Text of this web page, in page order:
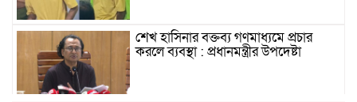
শেখ হাসিনার বক্তব্য গণমাধ্যমে প্রচার
করলে ব্যবস্থা : প্রধানমন্ত্রীর উপদেষ্টা